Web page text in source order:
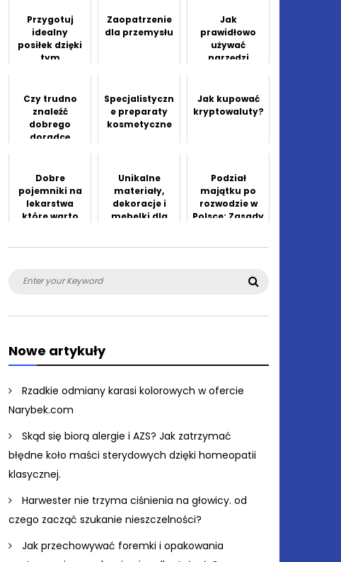
domek!
Przygotuj
idealny
posiłek dzięki
tym
Zaopatrzenie
dla przemysłu
Jak
prawidłowo
używać
narzędzi
pielęgnacji
skóry twarzy i
Czy trudno
znaleźć
dobrego
doradcę
Specjalistyczn
e preparaty
kosmetyczne
Jak kupować
kryptowaluty?
Dobre
pojemniki na
lekarstwa
które warto
Unikalne
materiały,
dekoracje i
mebelki dla
Podział
majątku po
rozwodzie w
Polsce: Zasady
Search
Nowe artykuły
Rzadkie odmiany karasi kolorowych w ofercie
Narybek.com
Skąd się biorą alergie i AZS? Jak zatrzymać
błędne koło maści sterydowych dzięki homeopatii
klasycznej.
Harwester nie trzyma ciśnienia na głowicy. od
czego zacząć szukanie nieszczelności?
Jak przechowywać foremki i opakowania